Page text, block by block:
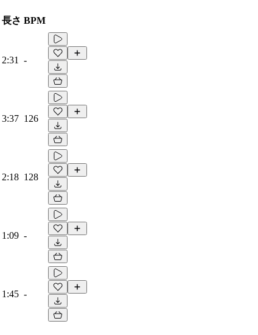
長さ BPM
2:31 -
3:37 126
2:18 128
1:09 -
1:45 -